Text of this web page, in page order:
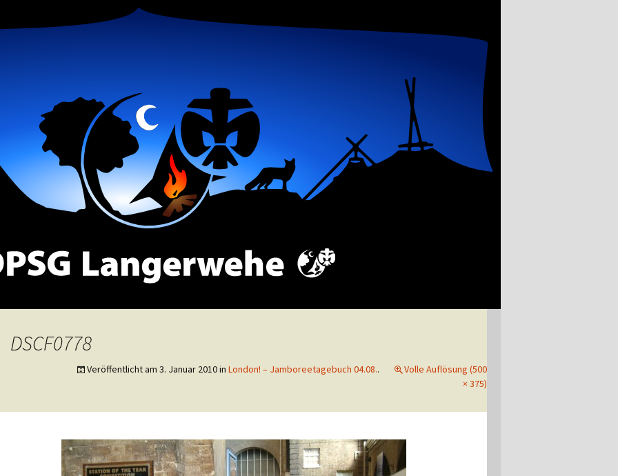
Langerwehe
Pfadfinderschaft St. Georg
DSCF0778
Veröffentlicht am 3. Januar 2010in London! – Jamboreetagebuch 04.08..
Volle Auflösung (500
× 375)